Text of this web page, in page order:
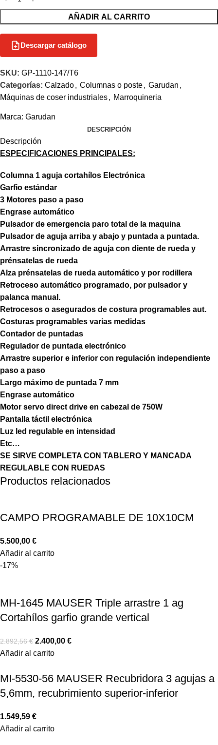
AÑADIR AL CARRITO
Descargar catálogo
SKU: GP-1110-147/T6
Categorías: Calzado, Columnas o poste, Garudan ,
Máquinas de coser industriales, Marroquineria
Marca: Garudan
DESCRIPCIÓN
Descripción
ESPECIFICACIONES PRINCIPALES:
Columna 1 aguja cortahílos Electrónica
Garfio estándar
3 Motores paso a paso
Engrase automático
Pulsador de emergencia paro total de la maquina
Pulsador de aguja arriba y abajo y puntada a puntada.
Arrastre sincronizado de aguja con diente de rueda y
prénsatelas de rueda
Alza prénsatelas de rueda automático y por rodillera
Retroceso automático programado, por pulsador y
palanca manual.
Retrocesos o asegurados de costura programables aut.
Costuras programables varias medidas
Contador de puntadas
Regulador de puntada electrónico
Arrastre superior e inferior con regulación independiente
paso a paso
Largo máximo de puntada 7 mm
Engrase automático
Motor servo direct drive en cabezal de 750W
Pantalla táctil electrónica
Luz led regulable en intensidad
Etc…
SE SIRVE COMPLETA CON TABLERO Y MANCADA
REGULABLE CON RUEDAS
Productos relacionados
CAMPO PROGRAMABLE DE 10X10CM
5.500,00 €
Añadir al carrito
-17%
MH-1645 MAUSER Triple arrastre 1 ag
Cortahílos garfio grande vertical
2.892,56€ 2.400,00 €
Añadir al carrito
MI-5530-56 MAUSER Recubridora 3 agujas a
5,6mm, recubrimiento superior-inferior
1.549,59 €
Añadir al carrito